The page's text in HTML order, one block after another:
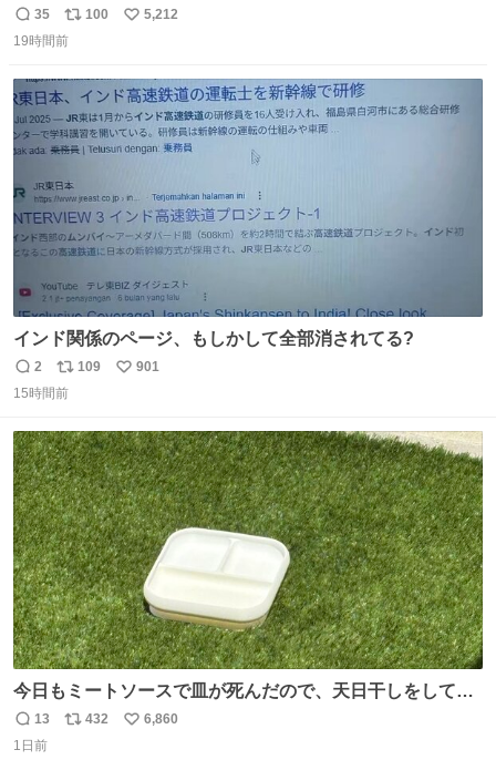
返
信
35
リ
ポ
数
100
い
数
5,212
19時間前
インド関係のページ、もしかして全部消されてる?
返
信
2
リ
ポ
ト
数
109
い
数
901
15時間前
今日もミートソースで皿が死んだので、天日干しをしてい
ます🍝 ありがとう先人の知恵
返
信
13
リ
432
い
6,860
1日前